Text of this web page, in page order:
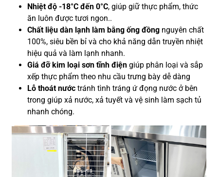
Nhiệt độ -18°C đến 0°C, giúp giữ thực phẩm, thức
ăn luôn được tươi ngon..
Chất liệu dàn lạnh làm bằng ống đồng nguyên chất
100%, siêu bền bỉ và cho khả năng dẫn truyền nhiệt
hiệu quả và làm lạnh nhanh.
Giá đỡ kim loại sơn tĩnh điện giúp phân loại và sắp
xếp thực phẩm theo nhu cầu trưng bày dễ dàng
Lỗ thoát nước tránh tình tráng ứ đọng nước ở bên
trong giúp xả nước, xả tuyết và vệ sinh làm sạch tủ
nhanh chóng.